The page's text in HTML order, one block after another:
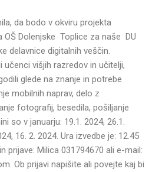
da bodo v okviru projekta
OŠ Dolenjske Toplice za naše DU
delavnice digitalnih veščin.
učenci višjih razredov in učitelji,
glede na znanje in potrebe
mobilnih naprav, delo z
fotografij, besedila, pošiljanje
so v januarju: 19.1. 2024, 26.1.
16. 2. 2024. Ura izvedbe je: 12.45
prijave: Milica 031794670 ali e-mail:
Ob prijavi napišite ali povejte kaj bi